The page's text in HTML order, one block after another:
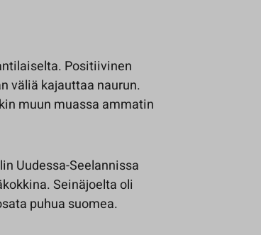
Positiivinen
väliä kajauttaa naurun.
muun muassa ammatin
Uudessa-Seelannissa
Seinäjoelta oli
puhua suomea.